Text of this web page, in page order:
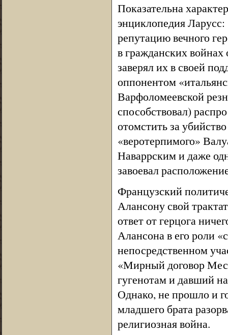
Показательна
энциклопедия
репутацию вечного
в гражданских войнах
заверял их в своей
оппонентом
Варфоломеевской
способствовал)
отомстить за
«веротерпимого»
Наваррским и даже
завоевал
Французский
Алансону свой
ответ от герцога
Алансона в его роли
непосредственном
«Мирный договор
гугенотам и давший
Однако, не прошло и
младшего брата
религиозная война.